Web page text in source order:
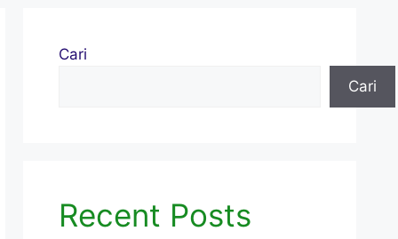
Cari
Cari
Recent Posts